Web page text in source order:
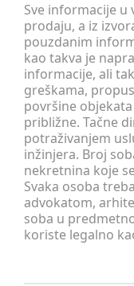
Sve informacije u
prodaju, a iz
pouzdanim
kao takva je
informacije, ali
greškama,
površine
približne. Tačne
potraživanjem
inžinjera. Broj
nekretnina koje
Svaka osoba
advokatom,
soba u
koriste legalno